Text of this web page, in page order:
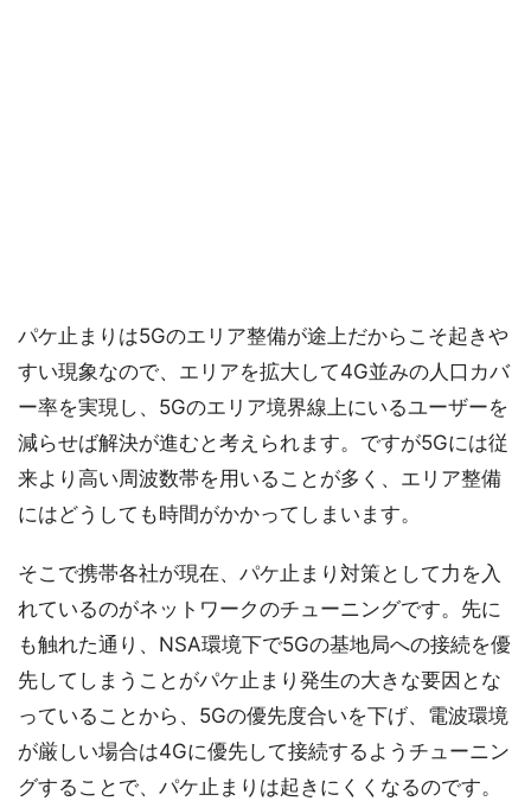
パケ止まりは5Gのエリア整備が途上だからこそ起きや
すい現象なので、エリアを拡大して4G並みの人口カバ
ー率を実現し、5Gのエリア境界線上にいるユーザーを
減らせば解決が進むと考えられます。ですが5Gには従
来より高い周波数帯を用いることが多く、エリア整備
にはどうしても時間がかかってしまいます。
そこで携帯各社が現在、パケ止まり対策として力を入
れているのがネットワークのチューニングです。先に
も触れた通り、NSA環境下で5Gの基地局への接続を優
先してしまうことがパケ止まり発生の大きな要因とな
っていることから、5Gの優先度合いを下げ、電波環境
が厳しい場合は4Gに優先して接続するようチューニン
グすることで、パケ止まりは起きにくくなるのです。